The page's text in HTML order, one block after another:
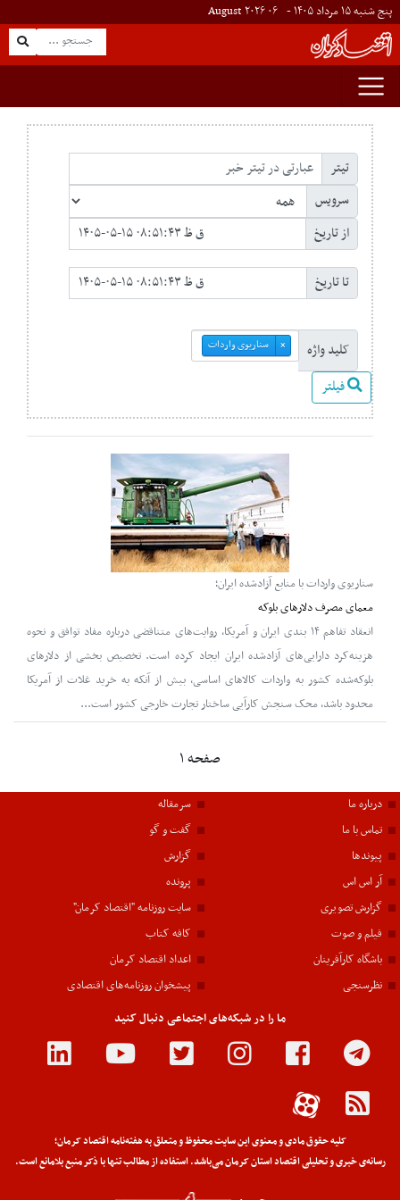
پنج شنبه ۱۵ مرداد ۱۴۰۵ - ۰۶۲۰۲۶
تیتر
سرویس
از تاریخ
تا تاریخ
کلید واژه سناریوی واردات ×
فیلتر
سناریوی واردات با منابع آزادشده ایران؛
معمای مصرف دلارهای بلوکه
انعقاد تفاهم ۱۴ بندی ایران و آمریکا، روایت‌های متناقضی درباره مفاد توافق و نحوه
هزینه‌کرد دارایی‌های آزادشده ایران ایجاد کرده است. تخصیص بخشی از دلارهای
بلوکه‌شده کشور به واردات کالاهای اساسی، بیش از آنکه به خرید غلات از آمریکا
محدود باشد، محک سنجش کارآیی ساختار تجارت خارجی کشور است...
صفحه ۱
درباره ما
تماس با ما
پیوندها
آر اس اس
سرمقاله
گفت و گو
گزارش
پرونده
گزارش تصویری
فیلم و صوت
باشگاه کارآفرینان
نظرسنجی
سایت روزنامه "اقتصاد کرمان"
کافه کتاب
اعداد اقتصاد کرمان
پیشخوان روزنامه‌های اقتصادی
ما را در شبکه‌های اجتماعی دنبال کنید
کلیه حقوق مادی و معنوی این سایت محفوظ و متعلق به هفته‌نامه اقتصاد کرمان؛
رسانه‌ی خبری و تحلیلی اقتصاد استان کرمان می‌باشد. استفاده از مطالب تنها با ذکر منبع بلامانع است.